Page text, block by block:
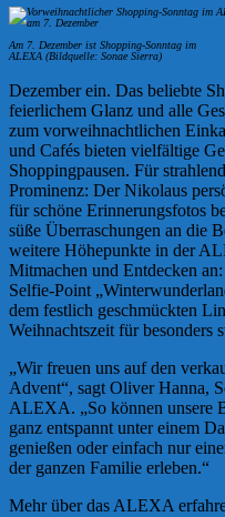
Am 7. Dezember ist Shopping-Sonntag im
ALEXA (Bildquelle: Sonae Sierra)
Dezember ein. Das beliebte
feierlichem Glanz und alle
zum vorweihnachtlichen
und Cafés bieten vielfältige
Shoppingpausen. Für
Prominenz: Der Nikolaus
für schöne Erinnerungsfotos
süße Überraschungen an die
weitere Höhepunkte in der
Mitmachen und Entdecken
Selfie-Point
dem festlich geschmückten
Weihnachtszeit für besonders
„Wir freuen uns auf den
Advent“, sagt Oliver Hanna,
ALEXA. „So können unsere
ganz entspannt unter einem
genießen oder einfach nur
der ganzen Familie erleben.“
Mehr über das ALEXA